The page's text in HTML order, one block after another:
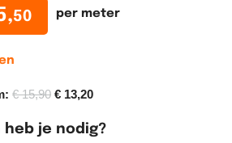
50 per meter
€ 15,90 € 13,20
heb je nodig?